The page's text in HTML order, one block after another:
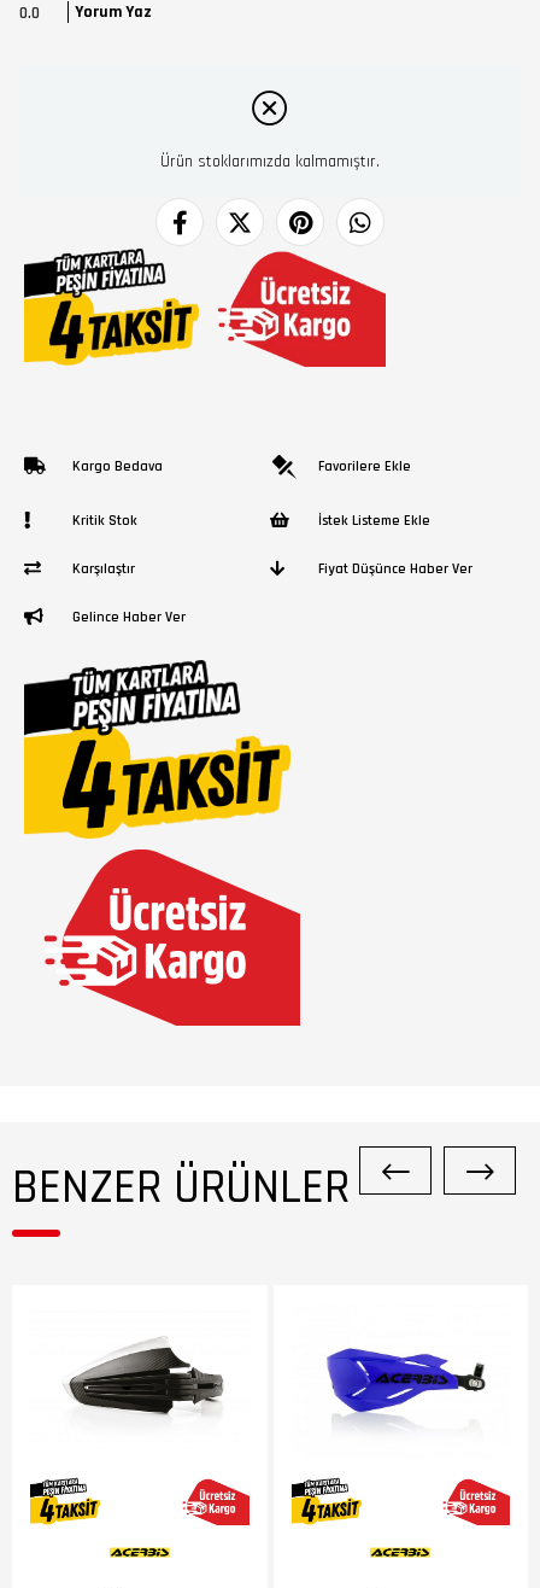
0.0 Yorum Yaz
Ürün stoklarımızda kalmamıştır.
Kargo Bedava Favorilere Ekle
Kritik Stok İstek Listeme Ekle
Karşılaştır Fiyat Düşünce Haber Ver
Gelince Haber Ver
BENZER ÜRÜNLER